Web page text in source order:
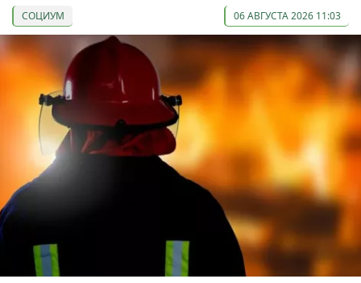
СОЦИУМ 06 АВГУСТА 2026 11:03